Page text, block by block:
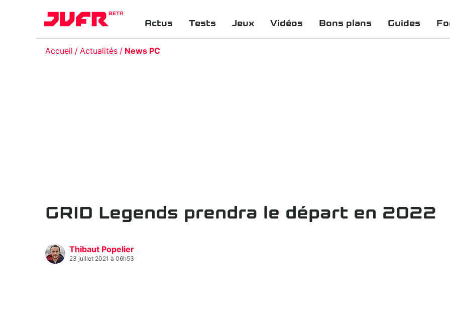
BETA
Actus Tests Jeux Vidéos Bons plans Guides
Accueil Actualités News PC
GRID Legends prendra le départ en 2022
Thibaut Popelier
23 juillet 2021 à 06h53